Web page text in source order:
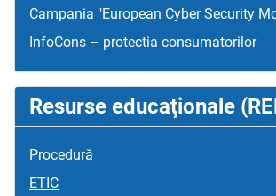
Campania "European Cyber Security
InfoCons – protectia consumatorilor
Resurse educaţionale
Procedură
ETIC